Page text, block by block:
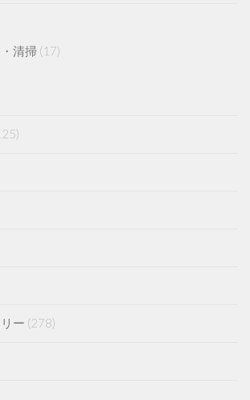
清掃 (17)
ー (278)